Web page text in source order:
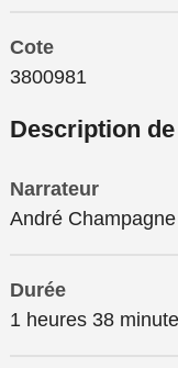
Cote
3800981
Description
Narrateur
André Champagne
Durée
1 heures 38